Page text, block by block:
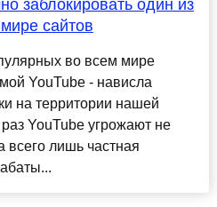
заблокировать один из
сайтов
во всем мире
YouTube - нависла
на территории нашей
YouTube угрожают не
всего лишь частная